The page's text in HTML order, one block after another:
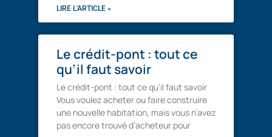
LIRE L'ARTICLE »
Le crédit-pont : tout ce
qu’il faut savoir
Le crédit-pont : tout ce qu’il faut savoir
Vous voulez acheter ou faire construire
une nouvelle habitation, mais vous n’avez
pas encore trouvé d’acheteur pour